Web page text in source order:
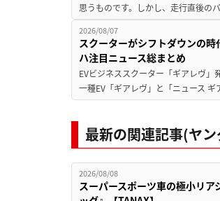
思うものです。しかし、走行直後の
2026/08/07
スクーターがシフトダウンの
ハ注目ニュース総まとめ
EVビジネススクーター「ギアレヴ
一種EV「ギアレヴ」と「ニュース
最新の関連記事(ヤ
2026/08/08
スーパースポーツ車の極小リ